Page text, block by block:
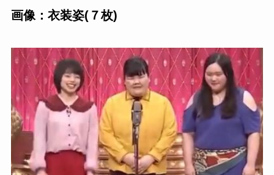
画像：衣装姿(７枚)